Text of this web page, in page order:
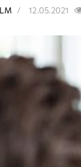
12.05.2021